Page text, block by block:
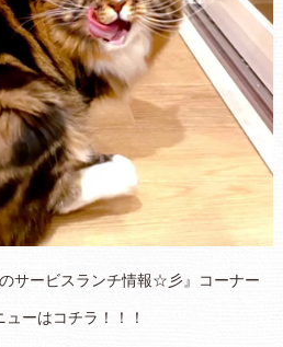
サービスランチ情報☆彡』コーナー
ーはコチラ！！！